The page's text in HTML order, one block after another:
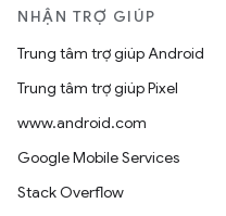
NHẬN TRỢ GIÚP
Trung tâm trợ giúp Android
Trung tâm trợ giúp Pixel
www.android.com
Google Mobile Services
Stack Overflow